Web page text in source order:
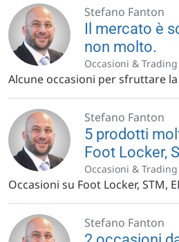
Stefano Fanton
Il mercato è
non molto.
Occasioni &
Alcune occasioni per sfruttare
Stefano Fanton
5 prodotti
Foot Locker,
Occasioni &
Occasioni su Foot Locker, STM,
Stefano Fanton